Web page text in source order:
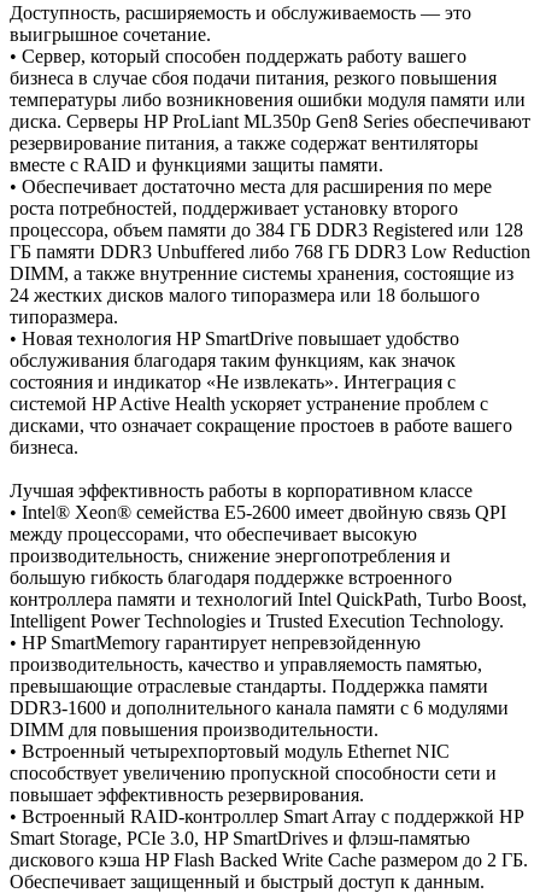
Доступность, расширяемость и обслуживаемость — это
выигрышное сочетание.
• Сервер, который способен поддержать работу вашего
бизнеса в случае сбоя подачи питания, резкого повышения
температуры либо возникновения ошибки модуля памяти или
диска. Серверы HP ProLiant ML350p Gen8 Series обеспечивают
резервирование питания, а также содержат вентиляторы
вместе с RAID и функциями защиты памяти.
• Обеспечивает достаточно места для расширения по мере
роста потребностей, поддерживает установку второго
процессора, объем памяти до 384 ГБ DDR3 Registered или 128
ГБ памяти DDR3 Unbuffered либо 768 ГБ DDR3 Low Reduction
DIMM, а также внутренние системы хранения, состоящие из
24 жестких дисков малого типоразмера или 18 большого
типоразмера.
• Новая технология HP SmartDrive повышает удобство
обслуживания благодаря таким функциям, как значок
состояния и индикатор «Не извлекать». Интеграция с
системой HP Active Health ускоряет устранение проблем с
дисками, что означает сокращение простоев в работе вашего
бизнеса.
Лучшая эффективность работы в корпоративном классе
• Intel® Xeon® семейства E5-2600 имеет двойную связь QPI
между процессорами, что обеспечивает высокую
производительность, снижение энергопотребления и
большую гибкость благодаря поддержке встроенного
контроллера памяти и технологий Intel QuickPath, Turbo Boost,
Intelligent Power Technologies и Trusted Execution Technology.
• HP SmartMemory гарантирует непревзойденную
производительность, качество и управляемость памятью,
превышающие отраслевые стандарты. Поддержка памяти
DDR3-1600 и дополнительного канала памяти с 6 модулями
DIMM для повышения производительности.
• Встроенный четырехпортовый модуль Ethernet NIC
способствует увеличению пропускной способности сети и
повышает эффективность резервирования.
• Встроенный RAID-контроллер Smart Array с поддержкой HP
Smart Storage, PCIe 3.0, HP SmartDrives и флэш-памятью
дискового кэша HP Flash Backed Write Cache размером до 2 ГБ.
Обеспечивает защищенный и быстрый доступ к данным.